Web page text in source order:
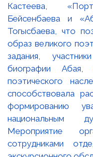
Кастеева,
Бейсенбаева и
Тогысбаева, что
образ великого
задания,
биографии
поэтического
способствовала
формированию
национальным
Мероприятие
сотрудниками